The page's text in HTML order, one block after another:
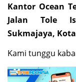
Kantor Ocean
Jalan Tole
Sukmajaya,
Kami tunggu